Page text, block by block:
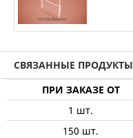
СВЯЗАННЫЕ ПРОДУКТЫ
ПРИ ЗАКАЗЕ ОТ
1 шт.
150 шт.